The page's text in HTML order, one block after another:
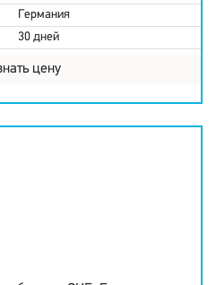
Германия
30 дней
цену